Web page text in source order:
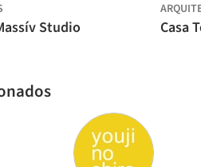
Studio Casa